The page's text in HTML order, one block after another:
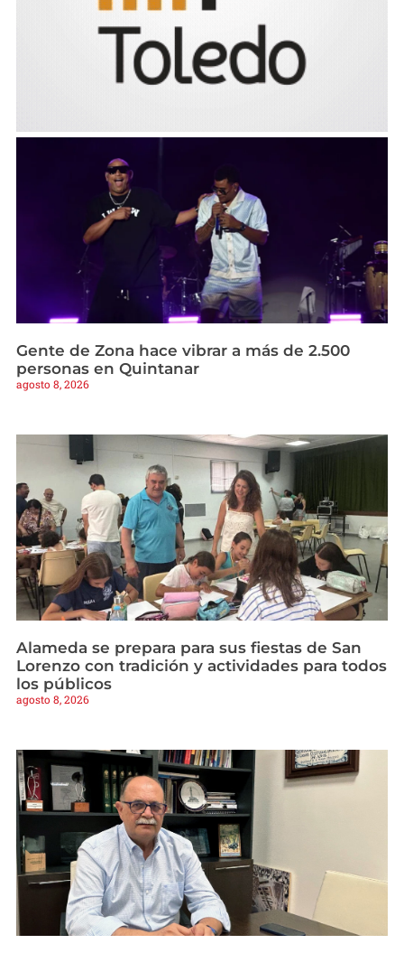
Gente de Zona hace vibrar a más de 2.500
personas en Quintanar
agosto 8, 2026
Alameda se prepara para sus fiestas de San
Lorenzo con tradición y actividades para todos
los públicos
agosto 8, 2026